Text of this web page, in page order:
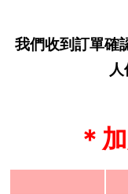
我們收到訂單確
人
＊